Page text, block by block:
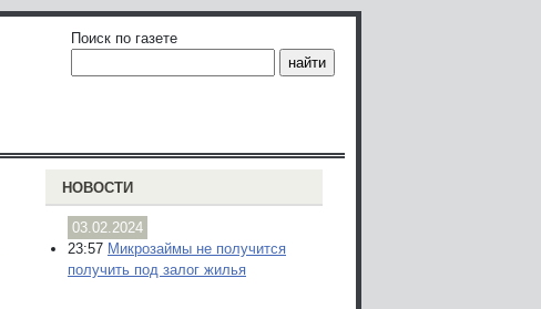
Поиск по газете
НОВОСТИ
03.02.2024
23:57 Микрозаймы не получится
получить под залог жилья